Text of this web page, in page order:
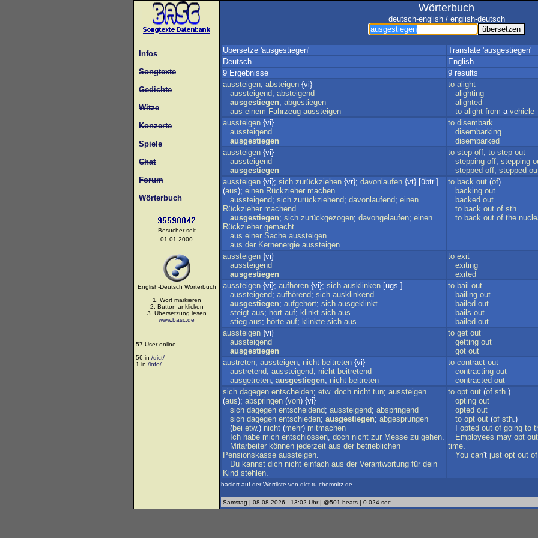
Infos
Songtexte
Gedichte
Witze
Konzerte
Spiele
Chat
Forum
Wörterbuch
Besucher seit
01.01.2000
English-Deutsch Wörterbuch
1. Wort markieren
2. Button anklicken
3. Übersetzung lesen
www.basc.de
57 User online
56 in /dict/
1 in /info/
Wörterbuch
deutsch-english / english-deutsch
Übersetze 'ausgestiegen'
Translate 'ausgestiegen'
Deutsch
English
9 Ergebnisse
9 results
aussteigen; absteigen {vi}
aussteigend; absteigend
ausgestiegen; abgestiegen
aus einem Fahrzeug aussteigen
to alight
alighting
alighted
to alight from a vehicle
aussteigen {vi}
aussteigend
ausgestiegen
to disembark
disembarking
disembarked
aussteigen {vi}
aussteigend
ausgestiegen
to step off; to step out
stepping off; stepping
stepped off; stepped
aussteigen {vi}; sich zurückziehen {vr}; davonlaufen {vt} [übtr.]
(aus); einen Rückzieher machen
aussteigend; sich zurückziehend; davonlaufend; einen
Rückzieher machend
ausgestiegen; sich zurückgezogen; davongelaufen; einen
Rückzieher gemacht
aus einer Sache aussteigen
aus der Kernenergie aussteigen
to back out (of)
backing out
backed out
to back out of sth.
to back out of the
aussteigen {vi}
aussteigend
ausgestiegen
to exit
exiting
exited
aussteigen {vi}; aufhören {vi}; sich ausklinken [ugs.]
aussteigend; aufhörend; sich ausklinkend
ausgestiegen; aufgehört; sich ausgeklinkt
steigt aus; hört auf; klinkt sich aus
stieg aus; hörte auf; klinkte sich aus
to bail out
bailing out
bailed out
bails out
bailed out
aussteigen {vi}
aussteigend
ausgestiegen
to get out
getting out
got out
austreten; aussteigen; nicht beitreten {vi}
austretend; aussteigend; nicht beitretend
ausgetreten; ausgestiegen; nicht beitreten
to contract out
contracting out
contracted out
sich dagegen entscheiden; etw. doch nicht tun; aussteigen
(aus); abspringen (von) {vi}
sich dagegen entscheidend; aussteigend; abspringend
sich dagegen entschieden; ausgestiegen; abgesprungen
(bei etw.) nicht (mehr) mitmachen
Ich habe mich entschlossen, doch nicht zur Messe zu gehen.
Mitarbeiter können jederzeit aus der betrieblichen
Pensionskasse aussteigen.
Du kannst dich nicht einfach aus der Verantwortung für dein
Kind stehlen.
to opt out (of sth.)
opting out
opted out
to opt out (of sth.)
opted out of going to
Employees may opt out
time.
You can't just opt out of
basiert auf der Wortliste von dict.tu-chemnitz.de
Samstag | 08.08.2026 - 13:02 Uhr | @501 beats | 0.024 sec